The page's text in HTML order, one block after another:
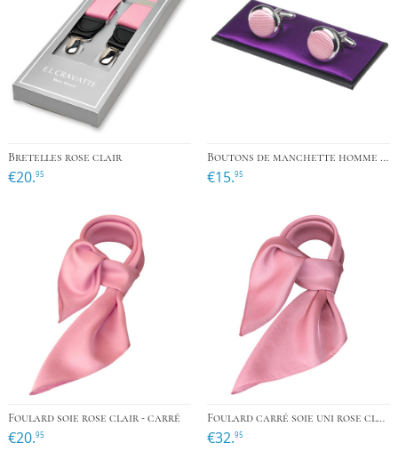
Bretelles rose clair
€20.95
Boutons de manchette homme rose clair
€15.95
Foulard soie rose clair - carré
€20.95
Foulard carré soie uni rose clair
€32.95